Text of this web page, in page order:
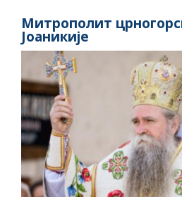
Митрополит
Јоаникије